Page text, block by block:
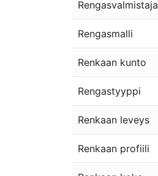
Rengasvalmistaja
Rengasmalli
Renkaan kunto
Rengastyyppi
Renkaan leveys
Renkaan profiili